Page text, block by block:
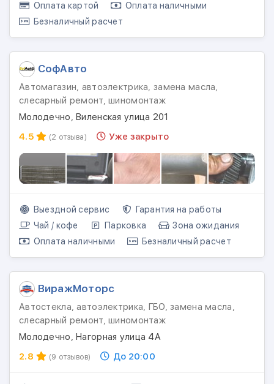
Оплата картой
Оплата наличными
Безналичный расчет
СофАвто
Автомагазин, автоэлектрика, замена масла,
слесарный ремонт, шиномонтаж
Молодечно, Виленская улица 201
4.5
(2 отзыва) Уже закрыто
Выездной сервис
Гарантия на работы
Чай / кофе
Парковка
Зона ожидания
Оплата наличными
Безналичный расчет
ВиражМоторс
Автостекла, автоэлектрика, ГБО, замена масла,
слесарный ремонт, шиномонтаж
Молодечно, Нагорная улица 4А
2.8
(9 отзывов) До 20:00